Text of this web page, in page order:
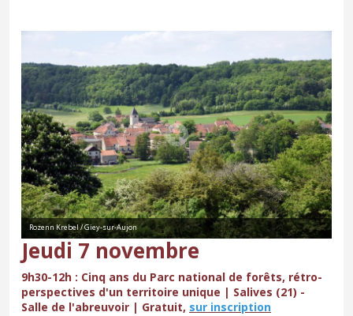
Rozenn Krebel / Giey-sur-Aujon
Jeudi 7 novembre
9h30-12h : Cinq ans du Parc national de forêts, rétro-
perspectives d'un territoire unique | Salives (21) -
Salle de l'abreuvoir | Gratuit, sur inscription